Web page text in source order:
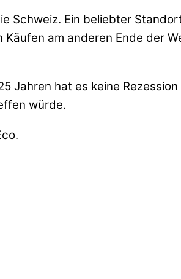
Schweiz. Ein beliebter
am anderen Ende der
Jahren hat es keine
würde.